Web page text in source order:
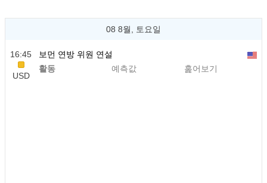
08 8월, 토요일
16:45
USD
보먼 연방 위원 연설
활동
예측값 훑어보기